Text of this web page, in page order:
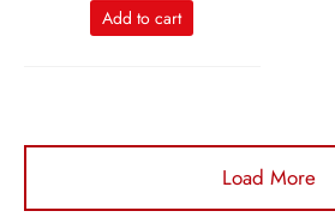
Add to cart
Load More